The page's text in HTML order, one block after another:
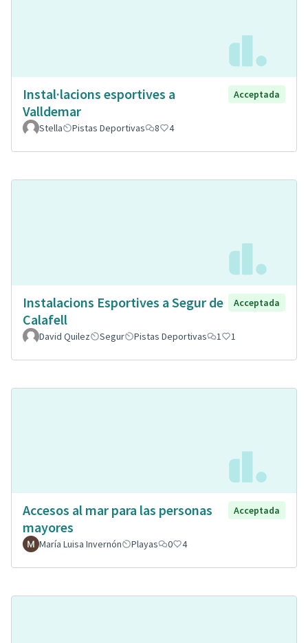
Instal·lacions esportives a
Valldemar
Acceptada
Stella Pistas Deportivas 8 4
Instalacions Esportives a Segur de
Calafell
Acceptada
David Quilez Segur Pistas Deportivas 1 1
Accesos al mar para las personas
mayores
Acceptada
María Luisa Invernón Playas 0 4